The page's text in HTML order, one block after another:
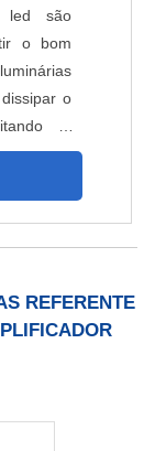
led são
o bom
o
o
vida útil
REFERENTE